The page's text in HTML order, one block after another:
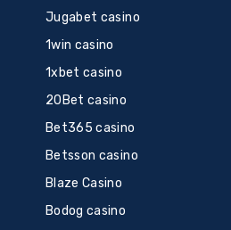
Jugabet casino
1win casino
1xbet casino
20Bet casino
Bet365 casino
Betsson casino
Blaze Casino
Bodog casino